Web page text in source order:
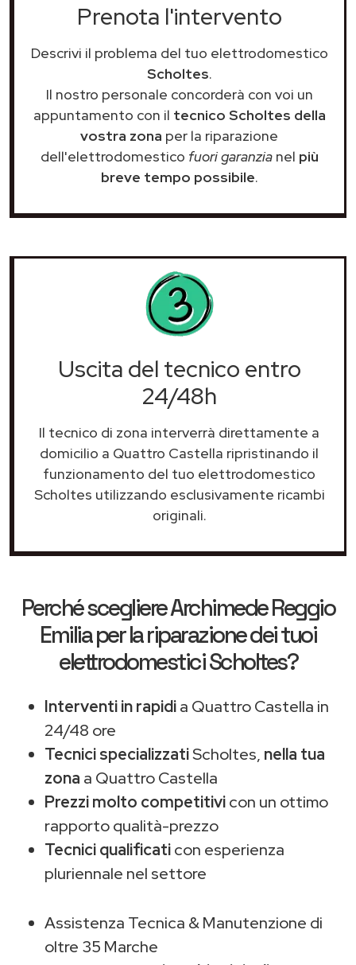
Prenota l'intervento
Descrivi il problema del tuo elettrodomestico
Scholtes.
Il nostro personale concorderà con voi un
appuntamento con il tecnico Scholtes della
vostra zona per la riparazione
dell'elettrodomestico fuori garanzianel più
breve tempo possibile.
Uscita del tecnico entro
24/48h
Il tecnico di zona interverrà direttamente a
domicilio a Quattro Castella ripristinando il
funzionamento del tuo elettrodomestico
Scholtes utilizzando esclusivamente ricambi
originali.
Perché scegliereArchimede Reggio
Emiliaper la riparazione dei tuoi
elettrodomestici Scholtes?
Interventi in rapidia Quattro Castella in
24/48 ore
Tecnici specializzatiScholtes, nella tua
zona a Quattro Castella
Prezzi molto competitivicon un ottimo
rapporto qualità-prezzo
Tecnici qualificaticon esperienza
pluriennale nel settore
Assistenza Tecnica & Manutenzione di
oltre 35 Marche